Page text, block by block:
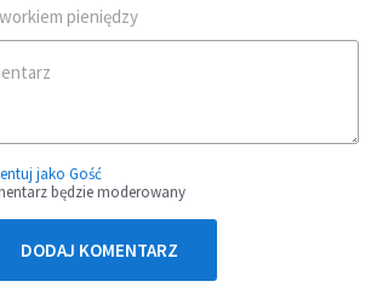
pieniędzy
jako Gość
będzie moderowany
DODAJ KOMENTARZ